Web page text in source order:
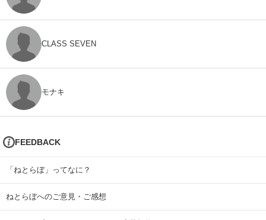
CLASS SEVEN
モナキ
FEEDBACK
「ねとらぼ」ってなに？
ねとらぼへのご意見・ご感想